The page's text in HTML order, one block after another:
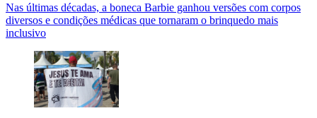
Nas últimas décadas, a boneca Barbie ganhou versões com corpos
diversos e condições médicas que tornaram o brinquedo mais
inclusivo